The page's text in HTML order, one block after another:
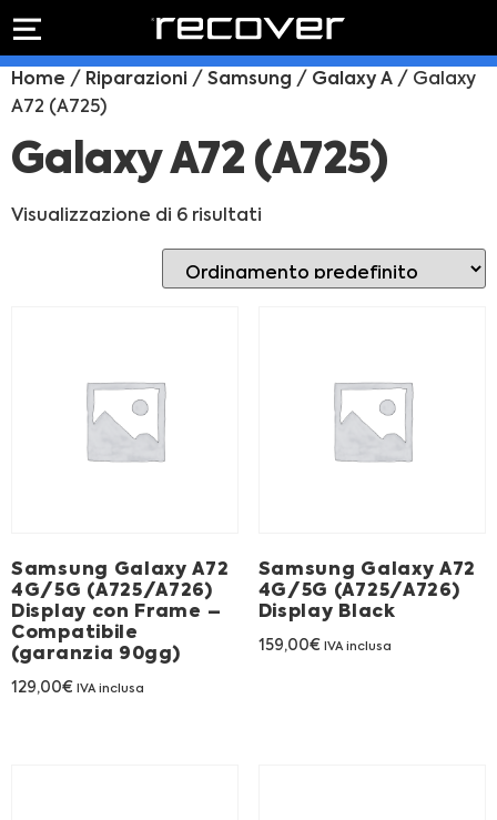
Preventivo online
PREVENTIVO RIPARAZIONE
Rivenditori B2B
FRANCHISING
Contatti
PREVENTIVO
Preventivo
RIPARAZIONE
Riparazione
schermo
Home / Riparazioni / Samsung / Galaxy A / Galaxy
A72 (A725)
Galaxy A72 (A725)
Visualizzazione di 6 risultati
Samsung Galaxy A72
4G/5G (A725/A726)
Display con Frame –
Compatibile
(garanzia 90gg)
129,00€ IVA inclusa
Samsung Galaxy A72
4G/5G (A725/A726)
Display Black
159,00€ IVA inclusa